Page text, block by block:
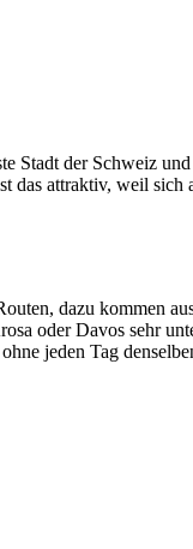
Stadt der Schweiz
das attraktiv, weil
dazu kommen
oder Davos sehr
jeden Tag